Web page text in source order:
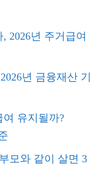
2026년 주거급여
년 금융재산 기
유지될까?
모와 같이 살면 3